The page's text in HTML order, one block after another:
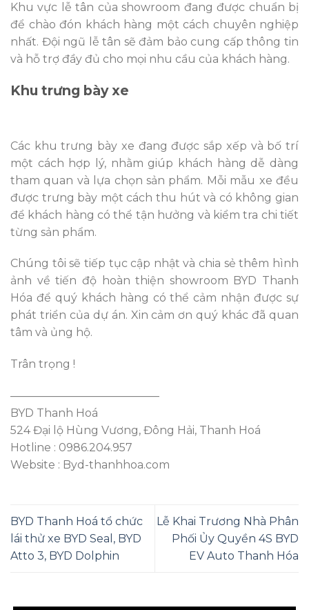
Khu vực lễ tân của showroom đang được chuẩn bị
để chào đón khách hàng một cách chuyên nghiệp
nhất. Đội ngũ lễ tân sẽ đảm bảo cung cấp thông tin
và hỗ trợ đầy đủ cho mọi nhu cầu của khách hàng.
Khu trưng bày xe
Các khu trưng bày xe đang được sắp xếp và bố trí
một cách hợp lý, nhằm giúp khách hàng dễ dàng
tham quan và lựa chọn sản phẩm. Mỗi mẫu xe đều
được trưng bày một cách thu hút và có không gian
để khách hàng có thể tận hưởng và kiểm tra chi tiết
từng sản phẩm.
Chúng tôi sẽ tiếp tục cập nhật và chia sẻ thêm hình
ảnh về tiến độ hoàn thiện showroom BYD Thanh
Hóa để quý khách hàng có thể cảm nhận được sự
phát triển của dự án. Xin cảm ơn quý khác đã quan
tâm và ủng hộ.
Trân trọng !
—————————————–
BYD Thanh Hoá
524 Đại lộ Hùng Vương, Đông Hải, Thanh Hoá
Hotline : 0986.204.957
Website : Byd-thanhhoa.com
BYD Thanh Hoá tổ chức
lái thử xe BYD Seal, BYD
Atto 3, BYD Dolphin
Lễ Khai Trương Nhà Phân
Phối Ủy Quyền 4S BYD
EV Auto Thanh Hóa